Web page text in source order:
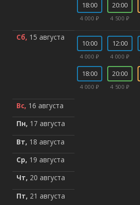
18:00
4 000 ₽
20:00
4 500 ₽
Сб, 15 августа
10:00
4 000 ₽
12:00
4 000 ₽
18:00
4 000 ₽
20:00
4 500 ₽
Вс, 16 августа
Пн, 17 августа
Вт, 18 августа
Ср, 19 августа
Чт, 20 августа
Пт, 21 августа